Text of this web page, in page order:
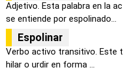
Adjetivo. Esta palabra en la
se entiende por espolinado...
Espolinar
Verbo activo transitivo. Este
hilar o urdir en forma ...